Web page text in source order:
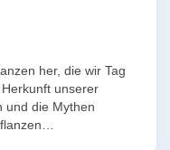
her, die wir Tag
unserer
und die Mythen